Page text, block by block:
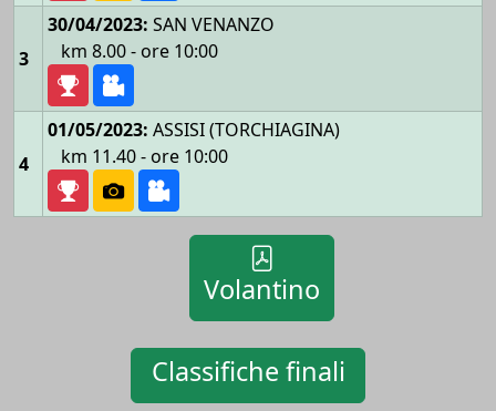
3
30/04/2023: SAN VENANZO
km 8.00 - ore 10:00
4
01/05/2023: ASSISI (TORCHIAGINA)
km 11.40 - ore 10:00
Volantino
Classifiche finali